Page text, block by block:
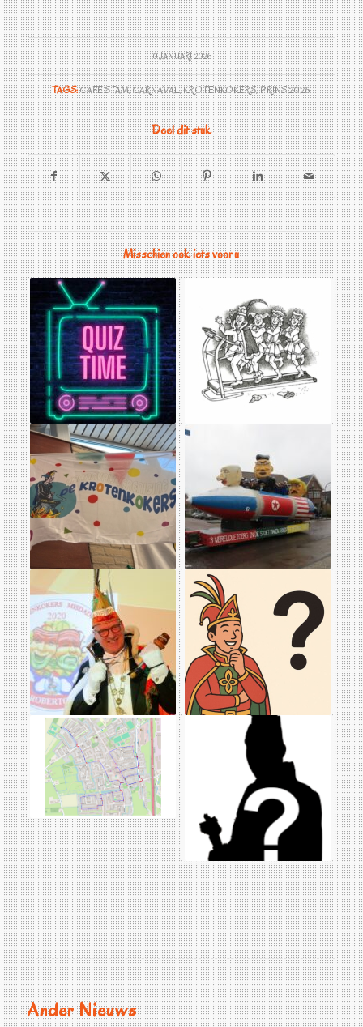
10 JANUARI 2026
TAGS:CAFE STAM,CARNAVAL,KROTENKOKERS,PRINS 2026
Deel dit stuk
Misschien ook iets voor u
Ander Nieuws